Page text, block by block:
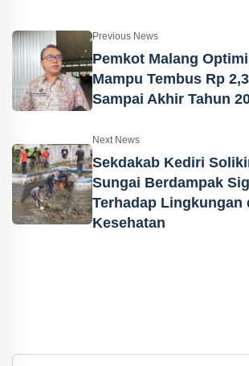
Previous News
Pemkot Malang
Mampu Tembus Rp
Sampai Akhir Tahun
Next News
Sekdakab Kediri
Sungai Berdampak
Terhadap Lingkungan
Kesehatan